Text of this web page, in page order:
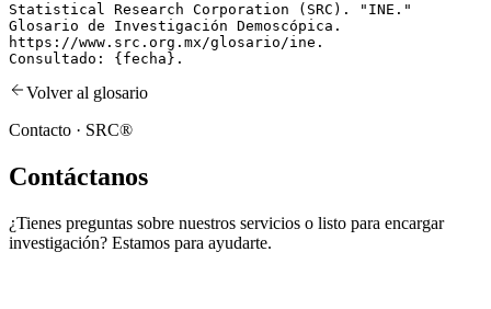
Statistical Research Corporation (SRC). "INE."
Glosario de Investigación Demoscópica.
https://www.src.org.mx/glosario/ine.
Consultado: {fecha}.
Volver al glosario
Contacto · SRC®
Contáctanos
¿Tienes preguntas sobre nuestros servicios o listo para encargar
investigación? Estamos para ayudarte.